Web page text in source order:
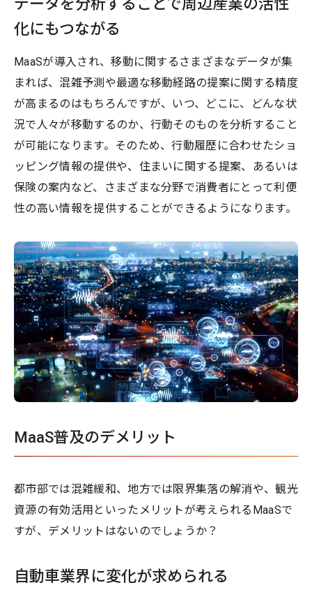
データを分析することで周辺産業の活性
化にもつながる
MaaSが導入され、移動に関するさまざまなデータが集
まれば、混雑予測や最適な移動経路の提案に関する精度
が高まるのはもちろんですが、いつ、どこに、どんな状
況で人々が移動するのか、行動そのものを分析すること
が可能になります。そのため、行動履歴に合わせたショ
ッピング情報の提供や、住まいに関する提案、あるいは
保険の案内など、さまざまな分野で消費者にとって利便
性の高い情報を提供することができるようになります。
MaaS普及のデメリット
都市部では混雑緩和、地方では限界集落の解消や、観光
資源の有効活用といったメリットが考えられるMaaSで
すが、デメリットはないのでしょうか？
自動車業界に変化が求められる